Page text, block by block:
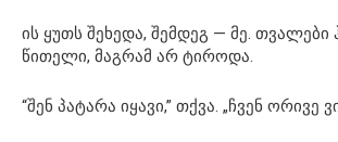
ის ყუთს შეხედა, შემდეგ — მე. თვალები
წითელი, მაგრამ არ ტიროდა.
“შენ პატარა იყავი,” თქვა. „ჩვენ ორივე